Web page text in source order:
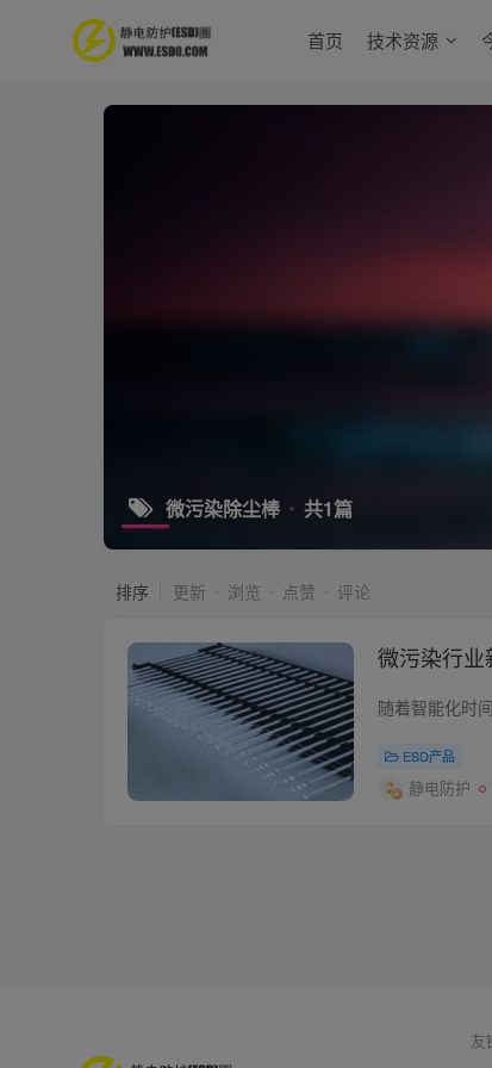
首页 技术资源
微污染除尘棒 共1篇
排序 更新 浏览 点赞 评论
微污染行
ESD产品
静电防护
友